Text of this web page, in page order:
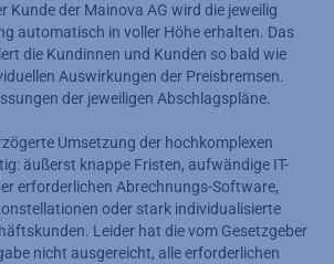
Kunde der Mainova AG wird die jeweilig
automatisch in voller Höhe erhalten. Das
die Kundinnen und Kunden so bald wie
Auswirkungen der Preisbremsen.
der jeweiligen Abschlagspläne.
Umsetzung der hochkomplexen
äußerst knappe Fristen, aufwändige IT-
erforderlichen Abrechnungs-Software,
oder stark individualisierte
Leider hat die vom Gesetzgeber
nicht ausgereicht, alle erforderlichen